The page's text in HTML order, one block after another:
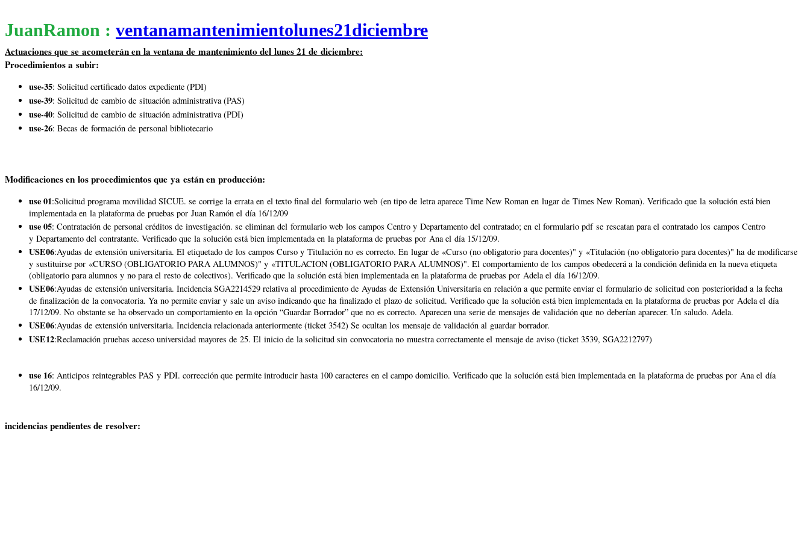
JuanRamon : ventanamantenimientolunes21diciembre
Actuaciones que se acometerán en la ventana de mantenimiento del lunes 21 de diciembre:
Procedimientos a subir:
use-35: Solicitud certificado datos expediente (PDI)
use-39: Solicitud de cambio de situación administrativa (PAS)
use-40: Solicitud de cambio de situación administrativa (PDI)
use-26: Becas de formación de personal bibliotecario
Modificaciones en los procedimientos que ya están en producción:
use 01:Solicitud programa movilidad SICUE. se corrige la errata en el texto final del formulario web (en tipo de letra aparece Time New Roman en lugar de Times New Roman). Verificado que la solución está bien
implementada en la plataforma de pruebas por Juan Ramón el día 16/12/09
use 05: Contratación de personal créditos de investigación. se eliminan del formulario web los campos Centro y Departamento del contratado; en el formulario pdf se rescatan para el contratado los campos Centro
y Departamento del contratante. Verificado que la solución está bien implementada en la plataforma de pruebas por Ana el día 15/12/09.
USE06:Ayudas de extensión universitaria. El etiquetado de los campos Curso y Titulación no es correcto. En lugar de «Curso (no obligatorio para docentes)" y «Titulación (no obligatorio para docentes)" ha de modificarse
y sustituirse por «CURSO (OBLIGATORIO PARA ALUMNOS)" y «TITULACION (OBLIGATORIO PARA ALUMNOS)". El comportamiento de los campos obedecerá a la condición definida en la nueva etiqueta
(obligatorio para alumnos y no para el resto de colectivos). Verificado que la solución está bien implementada en la plataforma de pruebas por Adela el día 16/12/09.
USE06:Ayudas de extensión universitaria. Incidencia SGA2214529 relativa al procedimiento de Ayudas de Extensión Universitaria en relación a que permite enviar el formulario de solicitud con posterioridad a la fecha
de finalización de la convocatoria. Ya no permite enviar y sale un aviso indicando que ha finalizado el plazo de solicitud. Verificado que la solución está bien implementada en la plataforma de pruebas por Adela el día
17/12/09. No obstante se ha observado un comportamiento en la opción “Guardar Borrador” que no es correcto. Aparecen una serie de mensajes de validación que no deberían aparecer. Un saludo. Adela.
USE06:Ayudas de extensión universitaria. Incidencia relacionada anteriormente (ticket 3542) Se ocultan los mensaje de validación al guardar borrador.
USE12:Reclamación pruebas acceso universidad mayores de 25. El inicio de la solicitud sin convocatoria no muestra correctamente el mensaje de aviso (ticket 3539, SGA2212797)
use 16: Anticipos reintegrables PAS y PDI. corrección que permite introducir hasta 100 caracteres en el campo domicilio. Verificado que la solución está bien implementada en la plataforma de pruebas por Ana el día
16/12/09.
incidencias pendientes de resolver: